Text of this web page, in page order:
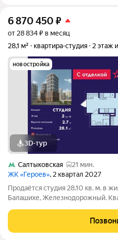
6 870 450 ₽
от 28 834 ₽ в месяц
28,1 м²
квартира-студия 2 этаж
новостройка
3D-тур
Салтыковская
21 мин.
ЖК «Героев», 2 квартал 2027
Продаётся студия 28.10 кв. м. в
Балашихе, Железнодорожный.
минут до центра Москвы. При
доме ключи выдаются